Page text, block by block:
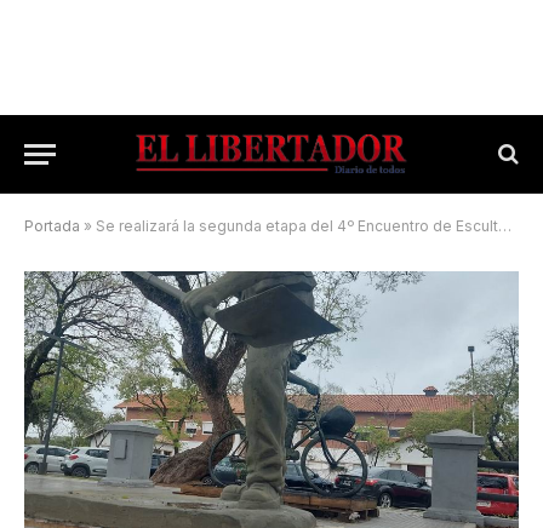
Portada » Se realizará la segunda etapa del 4º Encuentro de Escultores